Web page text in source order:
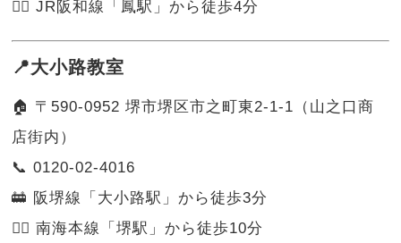
🚶‍♀️ JR阪和線「鳳駅」から徒歩4分
📍大小路教室
🏠 〒590-0952 堺市堺区市之町東2-1-1（山之口商
店街内）
📞 0120-02-4016
🚋 阪堺線「大小路駅」から徒歩3分
🚶‍♂️ 南海本線「堺駅」から徒歩10分